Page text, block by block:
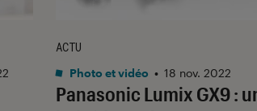
Panasonic Lumix GX9 :
ACTU
Photo et vidéo • 18 nov. 2022